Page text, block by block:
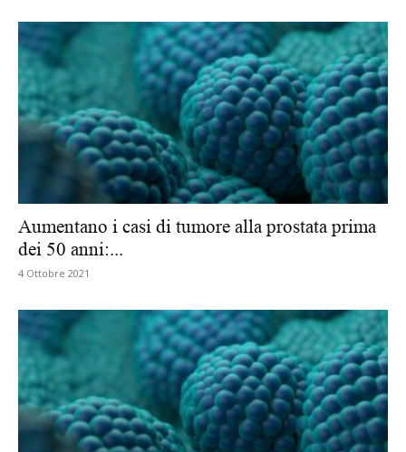
Aumentano i casi di tumore alla prostata prima
dei 50 anni:...
4 Ottobre 2021